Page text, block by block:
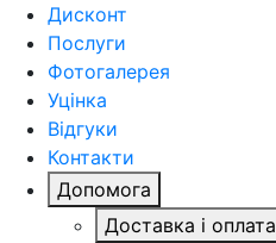
Дисконт
Послуги
Фотогалерея
Уцінка
Відгуки
Контакти
Допомога
Доставка і оплата